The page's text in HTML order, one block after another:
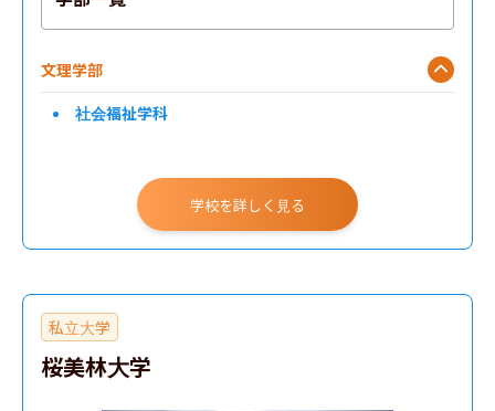
文理学部
社会福祉学科
学校を詳しく見る
私立大学
桜美林大学